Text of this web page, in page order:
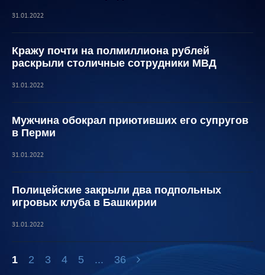
31.01.2022
Кражу почти на полмиллиона рублей
раскрыли столичные сотрудники МВД
31.01.2022
Мужчина обокрал приютивших его супругов
в Перми
31.01.2022
Полицейские закрыли два подпольных
игровых клуба в Башкирии
31.01.2022
1 2 3 4 5 ... 36